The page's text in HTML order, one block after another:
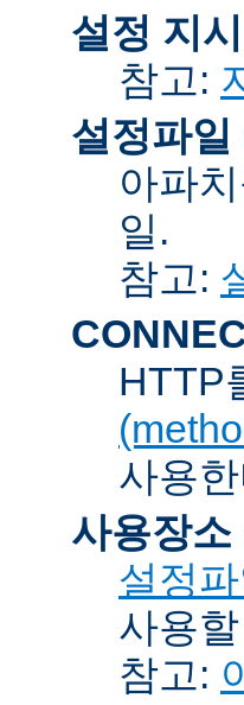
설정 지
참고:
설정파
아파
일.
참고:
HTTP
사용
사용장
설정
사용
참고: